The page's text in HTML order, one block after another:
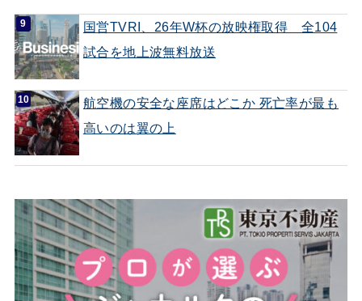
国営TVRI、26年W杯の放映権取得 全104
試合を地上波無料放送
航空機の安全な座席はどこか 死亡率が最も
高いのは翼の上